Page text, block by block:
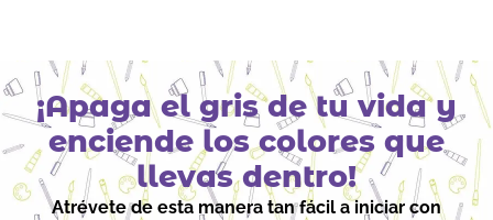
¡Apaga el gris de tu vida y
enciendelos colores que
llevas dentro!
Atrévete de esta manera tan fácil a iniciar con